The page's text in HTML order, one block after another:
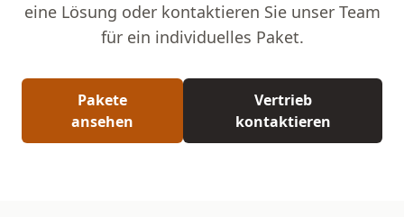
eine Lösung oder kontaktieren Sie unser Team
für ein individuelles Paket.
Pakete
ansehen
Vertrieb
kontaktieren